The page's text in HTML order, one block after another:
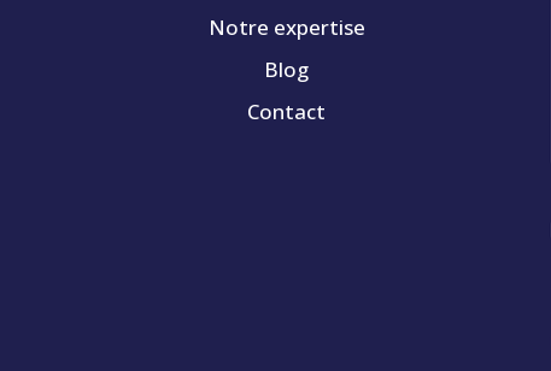
Notre expertise
Blog
Contact